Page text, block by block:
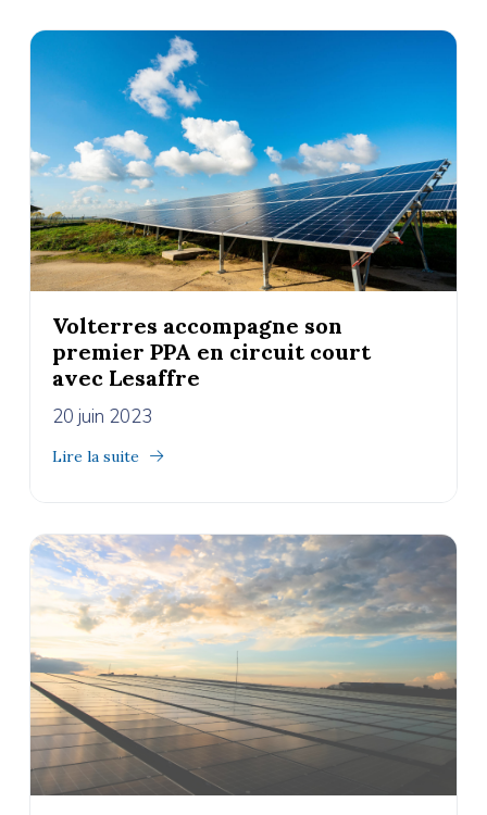
Volterres accompagne son
premier PPA en circuit court
avec Lesaffre
20 juin 2023
Lire la suite